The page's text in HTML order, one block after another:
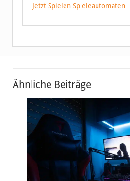
Jetzt Spielen Spieleautomaten
Ähnliche Beiträge